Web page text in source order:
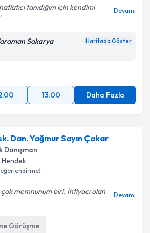
tanıdığım için kendimi
Devamı
Sakarya Haritada Göster
13:00 Daha Fazla
Dan. Yağmur Sayın Çakar
Danışman
Hendek
memnunum biri. İhtiyacı olan
Devamı
Görüşme